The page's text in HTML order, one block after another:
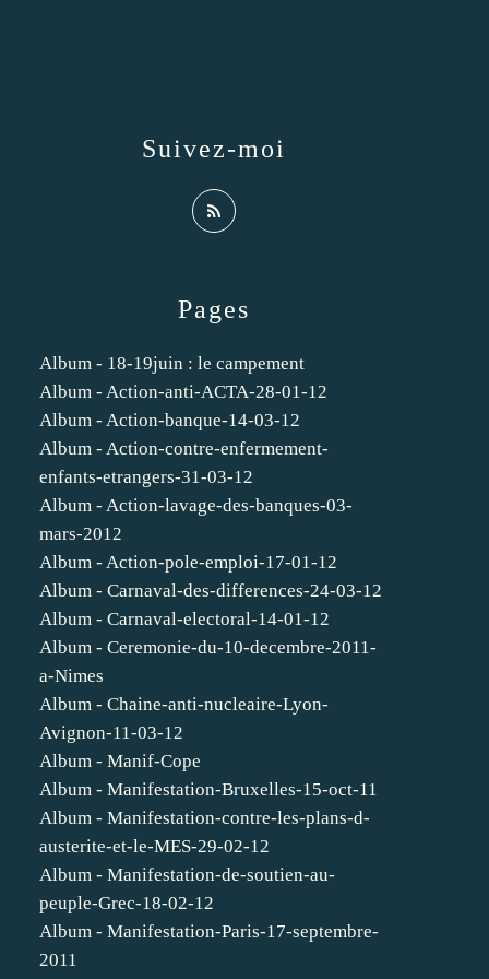
Pages
Album - 18-19juin : le campement
Album - Action-anti-ACTA-28-01-12
Album - Action-banque-14-03-12
Album - Action-contre-enfermement-
enfants-etrangers-31-03-12
Album - Action-lavage-des-banques-03-
mars-2012
Album - Action-pole-emploi-17-01-12
Album - Carnaval-des-differences-24-03-12
Album - Carnaval-electoral-14-01-12
Album - Ceremonie-du-10-decembre-2011-
a-Nimes
Album - Chaine-anti-nucleaire-Lyon-
Avignon-11-03-12
Album - Manif-Cope
Album - Manifestation-Bruxelles-15-oct-11
Album - Manifestation-contre-les-plans-d-
austerite-et-le-MES-29-02-12
Album - Manifestation-de-soutien-au-
peuple-Grec-18-02-12
Album - Manifestation-Paris-17-septembre-
2011
Suivez-moi